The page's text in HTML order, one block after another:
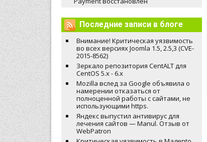
Последние записи в блоге
Внимание! Критическая уязвимость
во всех версиях Joomla 1.5, 2.5,3 (CVE-
2015-8562)
Зеркало репозитория CentALT для
CentOS 5.x - 6.x
Mozilla вслед за Google объявила о
намерении отказаться от
полноценной работы с сайтами, не
использующими https.
Яндекс выпустил антивирус для
лечения сайтов — Manul. Отзыв от
WebPatron